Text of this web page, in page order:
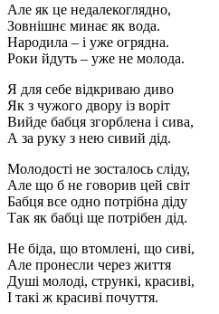
Але як це недалекоглядно,
Зовнішнє минає як вода.
Народила – і уже огрядна.
Роки йдуть – уже не молода.
Я для себе відкриваю диво
Як з чужого двору із воріт
Вийде бабця згорблена і сива,
А за руку з нею сивий дід.
Молодості не зосталось сліду,
Але що б не говорив цей світ
Бабця все одно потрібна діду
Так як бабці ще потрібен дід.
Не біда, що втомлені, що сиві,
Але пронесли через життя
Душі молоді, стрункі, красиві,
І такі ж красиві почуття.